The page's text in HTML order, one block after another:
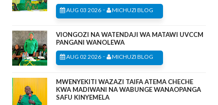
AUG 03 2026 - MICHUZI BLOG
VIONGOZI NA WATENDAJI WA MATAWI UVCCM
PANGANI WANOLEWA
AUG 02 2026 - MICHUZI BLOG
MWENYEKITI WAZAZI TAIFA ATEMA CHECHE
KWA MADIWANI NA WABUNGE WANAOPANGA
SAFU KINYEMELA